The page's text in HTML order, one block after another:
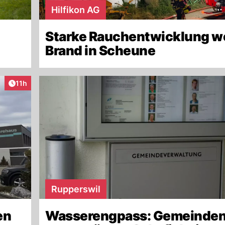
Hilfikon AG
Starke Rauchentwicklung
Brand in Scheune
Artikel veröffentlicht:
11h
Rupperswil
Wasserengpass: